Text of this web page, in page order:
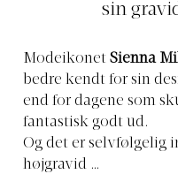
sin
Modeikonet Sienna
bedre kendt for sin
end for dagene som
fantastisk godt ud.
Og det er selvfølgelig
højgravid …